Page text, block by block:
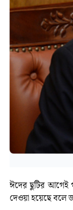
ঈদের ছুটির আগেই
দেওয়া হয়েছে বলে